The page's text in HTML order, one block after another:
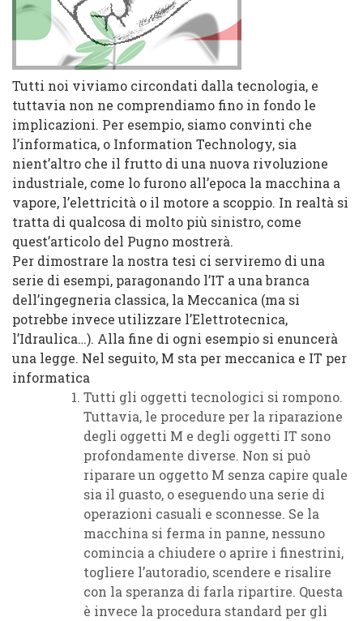
Tutti noi viviamo circondati dalla tecnologia, e
tuttavia non ne comprendiamo fino in fondo le
implicazioni. Per esempio, siamo convinti che
l’informatica, o Information Technology, sia
nient’altro che il frutto di una nuova rivoluzione
industriale, come lo furono all’epoca la macchina a
vapore, l’elettricità o il motore a scoppio. In realtà si
tratta di qualcosa di molto più sinistro, come
quest’articolo del Pugno mostrerà.
Per dimostrare la nostra tesi ci serviremo di una
serie di esempi, paragonando l’IT a una branca
dell’ingegneria classica, la Meccanica (ma si
potrebbe invece utilizzare l’Elettrotecnica,
l’Idraulica…). Alla fine di ogni esempio si enuncerà
una legge. Nel seguito, M sta per meccanica e IT per
informatica
Tutti gli oggetti tecnologici si rompono.
Tuttavia, le procedure per la riparazione
degli oggetti M e degli oggetti IT sono
profondamente diverse. Non si può
riparare un oggetto M senza capire quale
sia il guasto, o eseguendo una serie di
operazioni casuali e sconnesse. Se la
macchina si ferma in panne, nessuno
comincia a chiudere o aprire i finestrini,
togliere l’autoradio, scendere e risalire
con la speranza di farla ripartire. Questa
è invece la procedura standard per gli